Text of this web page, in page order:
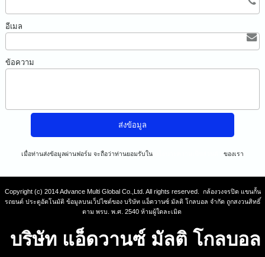
อีเมล
ข้อความ
เมื่อท่านส่งข้อมูลผ่านฟอร์ม จะถือว่าท่านยอมรับในนโยบายความเป็นส่วนตัว ของเรา
Copyright (c) 2014 Advance Multi Global Co.,Ltd. All rights reserved. กล้องวงจรปิด แขนกั้น
รถยนต์ ประตูอัตโนมัติ ข้อมูลบนเว็ปไซต์ของ บริษัท แอ็ดวานซ์ มัลติ โกลบอล จำกัด ถูกสงวนสิทธิ์
ตาม พรบ. พ.ศ. 2540 ห้ามผู้ใดละเมิด
บริษัท แอ็ดวานซ์ มัลติ โกลบอล